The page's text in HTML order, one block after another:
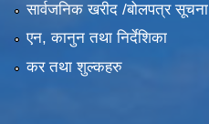
सार्वजनिक खरीद /बोलपत्र सूचना
एन, कानुन तथा निर्देशिका
कर तथा शुल्कहरु